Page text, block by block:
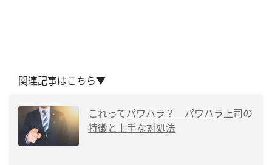
関連記事はこちら▼
これってパワハラ？ パワハラ上司の
特徴と上手な対処法